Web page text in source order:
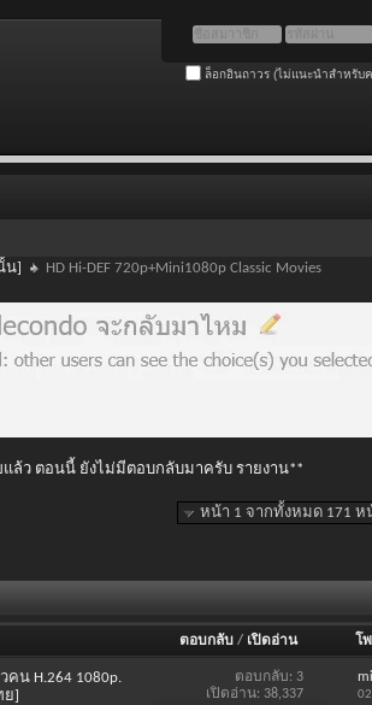
ล็อกอินถาวร (ไม่แนะนำสำหรับ
น] HD Hi-DEF 720p+Mini1080p Classic Movies
แล้ว ตอนนี้ ยังไม่มีตอบกลับมาครับ รายงาน**
หน้า 1 จากทั้งหมด 171 ห
ตอบกลับ / เปิดอ่าน โ
คน H.264 1080p.
ย]
ตอบกลับ: 3
เปิดอ่าน: 38,337